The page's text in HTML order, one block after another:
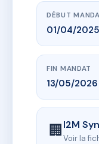
DÉBUT
01/04/2025
FIN MANDAT
13/05/2026
🏢I2M
Voir la